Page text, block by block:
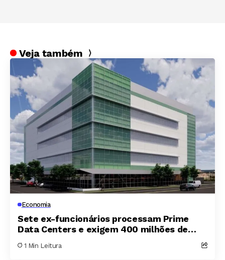
Veja também
Economia
Sete ex-funcionários processam Prime
Data Centers e exigem 400 milhões de
acionária
1 Min Leitura